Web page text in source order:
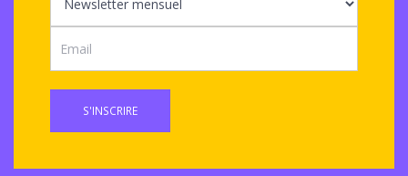
S'INSCRIRE